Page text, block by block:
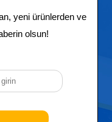
Esenyurt/İstanbul